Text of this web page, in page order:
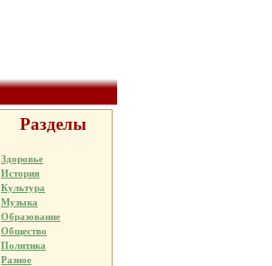
Разделы
Здоровье
История
Культура
Музыка
Образование
Общество
Политика
Разное